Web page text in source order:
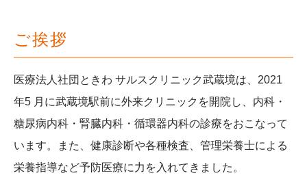
ご挨拶
医療法人社団ときわ サルスクリニック武蔵境は、2021
年5 月に武蔵境駅前に外来クリニックを開院し、内科・
糖尿病内科・腎臓内科・循環器内科の診療をおこなって
います。また、健康診断や各種検査、管理栄養士による
栄養指導など予防医療に力を入れてきました。